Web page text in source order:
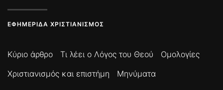
ΕΦΗΜΕΡΊΔΑ ΧΡΙΣΤΙΑΝΙΣΜΌΣ
Κύριο άρθρο Τι λέει ο Λόγος του Θεού
Ομολογίες
Χριστιανισμός και επιστήμη
Μηνύματα